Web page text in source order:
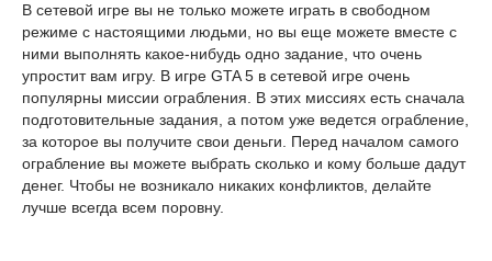
В сетевой игре вы не только можете играть в свободном
режиме с настоящими людьми, но вы еще можете вместе с
ними выполнять какое-нибудь одно задание, что очень
упростит вам игру. В игре GTA 5 в сетевой игре очень
популярны миссии ограбления. В этих миссиях есть сначала
подготовительные задания, а потом уже ведется ограбление,
за которое вы получите свои деньги. Перед началом самого
ограбление вы можете выбрать сколько и кому больше дадут
денег. Чтобы не возникало никаких конфликтов, делайте
лучше всегда всем поровну.